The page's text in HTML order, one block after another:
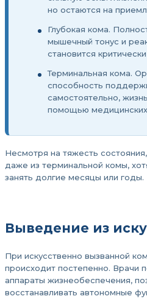
но остаются на
Глубокая кома.
мышечный тонус и
становится
Терминальная кома.
способность
самостоятельно,
помощью медицинских
Несмотря на тяжесть
даже из терминальной комы,
занять долгие месяцы или годы.
Выведение из
При искусственно вызванной
происходит постепенно. Врачи
аппараты жизнеобеспечения,
восстанавливать автономные